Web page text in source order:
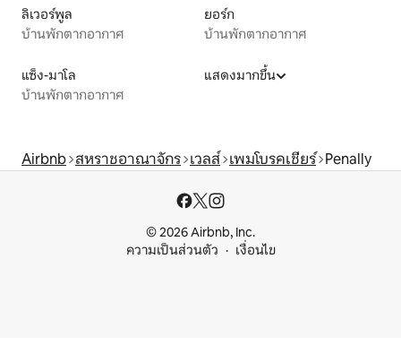
ลิเวอร์พูล
บ้านพักตากอากาศ
ยอร์ก
บ้านพักตากอากาศ
แซ็ง-มาโล
บ้านพักตากอากาศ
แสดงมากขึ้น
Airbnb สหราชอาณาจักร เวลส์ เพมโบรคเชียร์ Penally
© 2026 Airbnb, Inc.
ความเป็นส่วนตัว
เงื่อนไข